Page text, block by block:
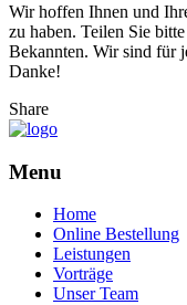
Wir hoffen Ihnen und
zu haben. Teilen Sie
Bekannten. Wir sind für
Danke!
Share
Menu
Home
Online Bestellung
Leistungen
Vorträge
Unser Team